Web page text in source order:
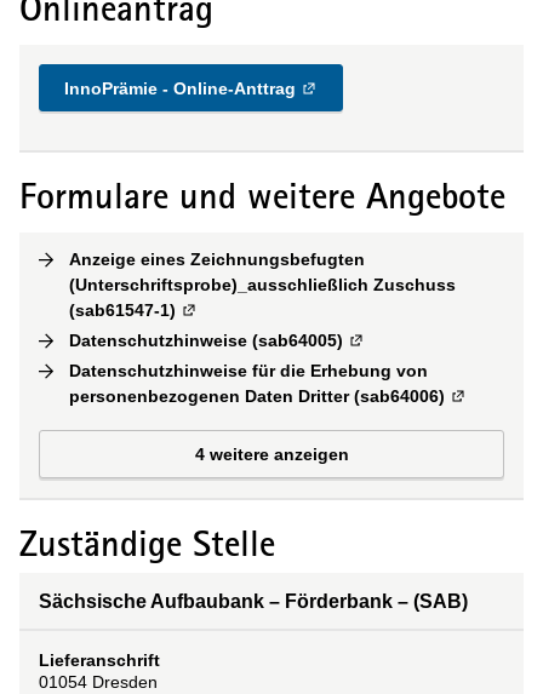
InnoPrämie - Online-Anttrag
Formulare und weitere Angebote
Anzeige eines Zeichnungsbefugten
(Unterschriftsprobe)_ausschließlich Zuschuss
(sab61547-1) Externe Verlinkung
Datenschutzhinweise (sab64005) Externe Verlinkung
Datenschutzhinweise für die Erhebung von
personenbezogenen Daten Dritter (sab64006) Externe
4 weitere anzeigen
Zuständige Stelle
Sächsische Aufbaubank – Förderbank – (SAB)
Lieferanschrift
01054 Dresden